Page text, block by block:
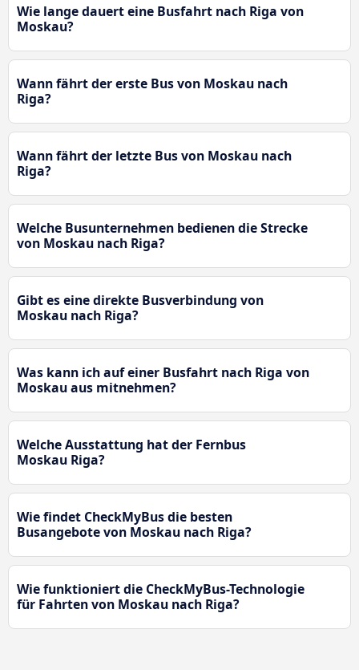
Wie lange dauert eine Busfahrt nach Riga von
Moskau?
Wann fährt der erste Bus von Moskau nach
Riga?
Wann fährt der letzte Bus von Moskau nach
Riga?
Welche Busunternehmen bedienen die Strecke
von Moskau nach Riga?
Gibt es eine direkte Busverbindung von
Moskau nach Riga?
Was kann ich auf einer Busfahrt nach Riga von
Moskau aus mitnehmen?
Welche Ausstattung hat der Fernbus
Moskau Riga?
Wie findet CheckMyBus die besten
Busangebote von Moskau nach Riga?
Wie funktioniert die CheckMyBus-Technologie
für Fahrten von Moskau nach Riga?